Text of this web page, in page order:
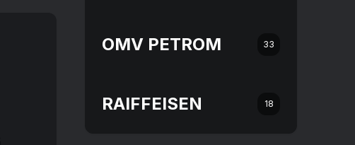
OMV PETROM 33
RAIFFEISEN 18